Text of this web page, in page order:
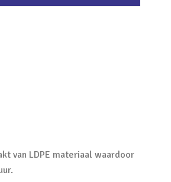
van LDPE materiaal waardoor